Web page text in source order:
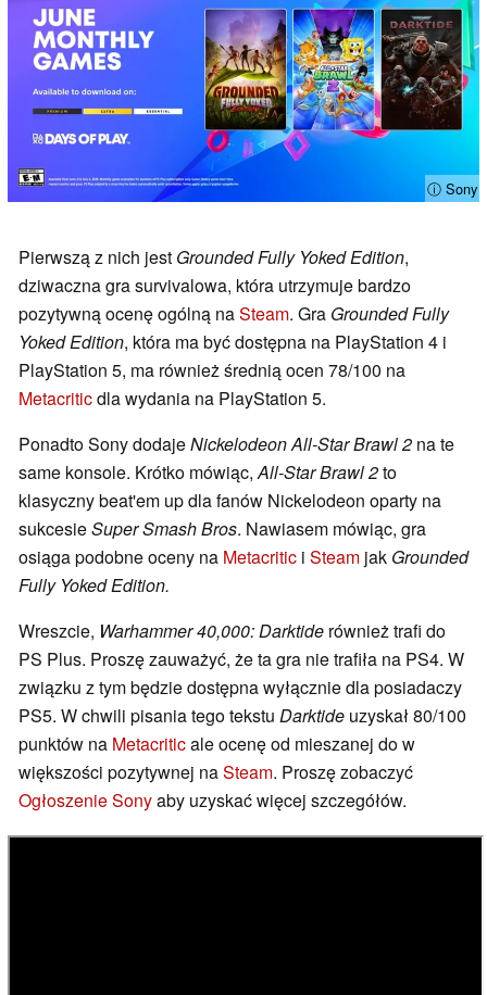
ⓘ Sony
Pierwszą z nich jest Grounded Fully Yoked Edition,
dziwaczna gra survivalowa, która utrzymuje bardzo
pozytywną ocenę ogólną naSteam. Gra Grounded Fully
Yoked Edition, która ma być dostępna na PlayStation 4 i
PlayStation 5, ma również średnią ocen 78/100 na
Metacriticdla wydania na PlayStation 5.
Ponadto Sony dodajeNickelodeon All-Star Brawl 2 na te
same konsole. Krótko mówiąc, All-Star Brawl 2to
klasyczny beat'em up dla fanów Nickelodeon oparty na
sukcesieSuper Smash Bros. Nawiasem mówiąc, gra
osiąga podobne oceny na Metacritic i Steam jak Grounded
Fully Yoked Edition.
Wreszcie, Warhammer 40,000: Darktide również trafi do
PS Plus. Proszę zauważyć, że ta gra nie trafiła na PS4. W
związku z tym będzie dostępna wyłącznie dla posiadaczy
PS5. W chwili pisania tego tekstu Darktide uzyskał 80/100
punktów na Metacriticale ocenę od mieszanej do w
większości pozytywnej naSteam. Proszę zobaczyć
Ogłoszenie Sonyaby uzyskać więcej szczegółów.